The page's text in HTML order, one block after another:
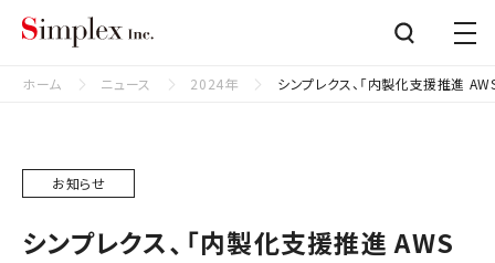
ホーム ニュース 2024年 シンプレクス、「内製化支援推進
お知らせ
シンプレクス、「内製化支援推進 AWS